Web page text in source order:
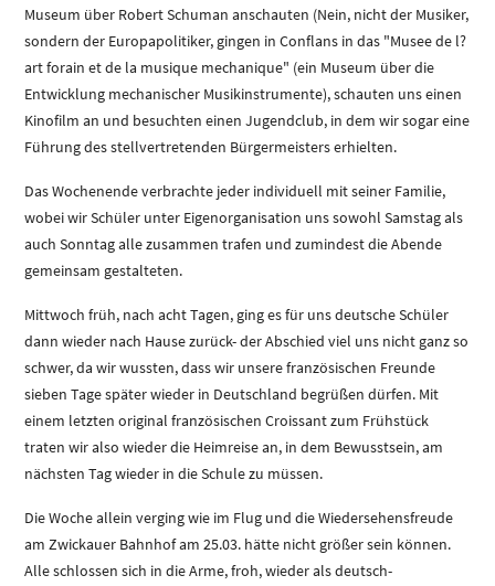
Museum über Robert Schuman anschauten (Nein, nicht der Musiker,
sondern der Europapolitiker, gingen in Conflans in das "Musee de l?
art forain et de la musique mechanique" (ein Museum über die
Entwicklung mechanischer Musikinstrumente), schauten uns einen
Kinofilm an und besuchten einen Jugendclub, in dem wir sogar eine
Führung des stellvertretenden Bürgermeisters erhielten.
Das Wochenende verbrachte jeder individuell mit seiner Familie,
wobei wir Schüler unter Eigenorganisation uns sowohl Samstag als
auch Sonntag alle zusammen trafen und zumindest die Abende
gemeinsam gestalteten.
Mittwoch früh, nach acht Tagen, ging es für uns deutsche Schüler
dann wieder nach Hause zurück- der Abschied viel uns nicht ganz so
schwer, da wir wussten, dass wir unsere französischen Freunde
sieben Tage später wieder in Deutschland begrüßen dürfen. Mit
einem letzten original französischen Croissant zum Frühstück
traten wir also wieder die Heimreise an, in dem Bewusstsein, am
nächsten Tag wieder in die Schule zu müssen.
Die Woche allein verging wie im Flug und die Wiedersehensfreude
am Zwickauer Bahnhof am 25.03. hätte nicht größer sein können.
Alle schlossen sich in die Arme, froh, wieder als deutsch-